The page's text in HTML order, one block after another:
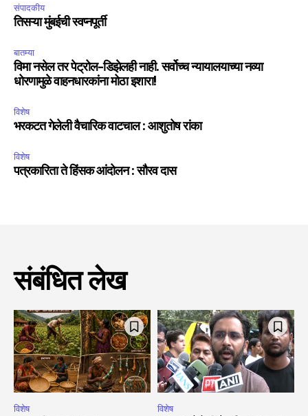
संपादकीय
तिसऱ्या मुंबईची स्वप्नपूर्ती
बातम्या
विमा नसेल तर पेट्रोल-डिझेलही नाही. सर्वोच्च न्यायालयाच्या नव्या
धोरणामुळे वाहनधारकांना मोठा इशारा!
विशेष
भरकटत गेलेली वैचारिक वाटचाल : आशुतोष रांका
विशेष
पत्रकारिता ते हिंसक आंदोलन : सौरव दास
संबंधित लेख
विशेष विशेष